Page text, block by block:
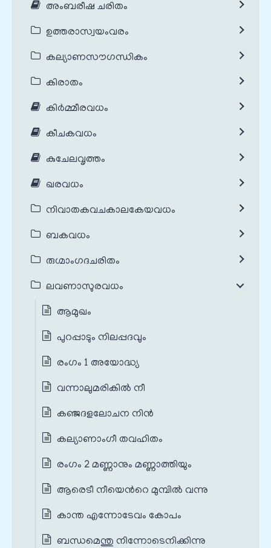
അംബരീഷ ചരിതം
ഉത്തരാസ്വയംവരം
കല്യാണസൗഗന്ധികം
കിരാതം
കിർമ്മീരവധം
കീചകവധം
കുചേലവൃത്തം
ഖരവധം
നിവാതകവചകാലകേയവധം
ബകവധം
രുഗ്മാംഗദചരിതം
ലവണാസുരവധം
ആമുഖം
പുറപ്പാടും നിലപ്പദവും
രംഗം 1 അയോദ്ധ്യ
വന്നാലുമരികില്‍ നീ
കഞ്ജദളലോചന നിന്‍
കല്യാണാംഗീ തവഹിതം
രംഗം 2 മണ്ണാനും മണ്ണാത്തിയും
ആരെടീ നീയെന്‍റെ മുമ്പില്‍ വന്നു
കാന്ത എന്നോടേവം കോപം
ബന്ധമെന്തു നിന്നോടെനിക്കിന്നു